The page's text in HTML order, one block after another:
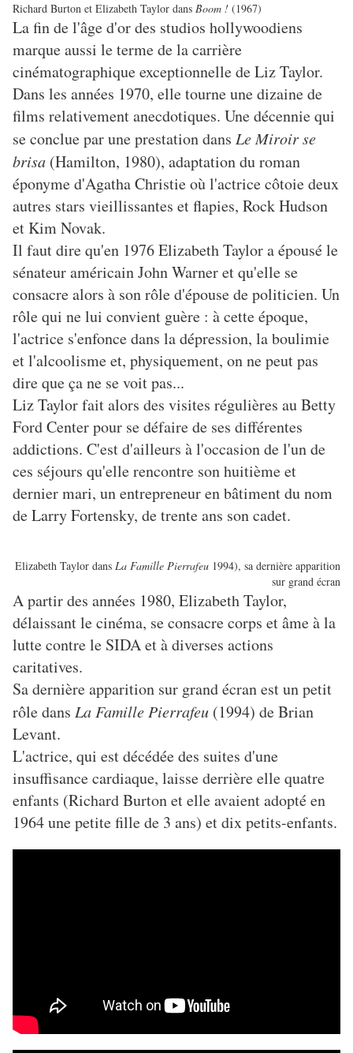
Richard Burton et Elizabeth Taylor dans Boom ! (1967)
La fin de l'âge d'or des studios hollywoodiens
marque aussi le terme de la carrière
cinématographique exceptionnelle de Liz Taylor.
Dans les années 1970, elle tourne une dizaine de
films relativement anecdotiques. Une décennie qui
se conclue par une prestation dans Le Miroir se
brisa (Hamilton, 1980), adaptation du roman
éponyme d'Agatha Christie où l'actrice côtoie deux
autres stars vieillissantes et flapies, Rock Hudson
et Kim Novak.
Il faut dire qu'en 1976 Elizabeth Taylor a épousé le
sénateur américain John Warner et qu'elle se
consacre alors à son rôle d'épouse de politicien. Un
rôle qui ne lui convient guère : à cette époque,
l'actrice s'enfonce dans la dépression, la boulimie
et l'alcoolisme et, physiquement, on ne peut pas
dire que ça ne se voit pas...
Liz Taylor fait alors des visites régulières au Betty
Ford Center pour se défaire de ses différentes
addictions. C'est d'ailleurs à l'occasion de l'un de
ces séjours qu'elle rencontre son huitième et
dernier mari, un entrepreneur en bâtiment du nom
de Larry Fortensky, de trente ans son cadet.
Elizabeth Taylor dans La Famille Pierrafeu 1994), sa dernière apparition
sur grand écran
A partir des années 1980, Elizabeth Taylor,
délaissant le cinéma, se consacre corps et âme à la
lutte contre le SIDA et à diverses actions
caritatives.
Sa dernière apparition sur grand écran est un petit
rôle dans La Famille Pierrafeu (1994) de Brian
Levant.
L'actrice, qui est décédée des suites d'une
insuffisance cardiaque, laisse derrière elle quatre
enfants (Richard Burton et elle avaient adopté en
1964 une petite fille de 3 ans) et dix petits-enfants.